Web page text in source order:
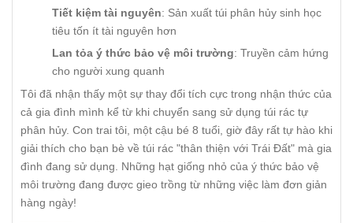
Tiết kiệm tài nguyên: Sản xuất túi phân hủy sinh học
tiêu tốn ít tài nguyên hơn
Lan tỏa ý thức bảo vệ môi trường: Truyền cảm hứng
cho người xung quanh
Tôi đã nhận thấy một sự thay đổi tích cực trong nhận thức của
cả gia đình mình kể từ khi chuyển sang sử dụng túi rác tự
phân hủy. Con trai tôi, một cậu bé 8 tuổi, giờ đây rất tự hào khi
giải thích cho bạn bè về túi rác "thân thiện với Trái Đất" mà gia
đình đang sử dụng. Những hạt giống nhỏ của ý thức bảo vệ
môi trường đang được gieo trồng từ những việc làm đơn giản
hàng ngày!